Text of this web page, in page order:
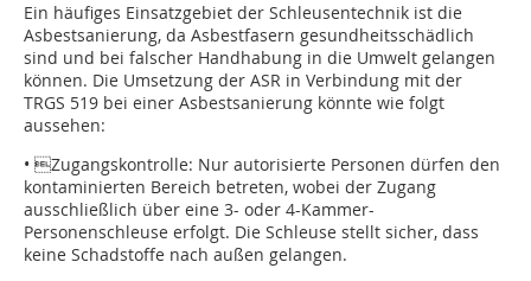
Ein häufiges Einsatzgebiet der Schleusentechnik ist die
Asbestsanierung, da Asbestfasern gesundheitsschädlich
sind und bei falscher Handhabung in die Umwelt gelangen
können. Die Umsetzung der ASR in Verbindung mit der
TRGS 519 bei einer Asbestsanierung könnte wie folgt
aussehen:
• Zugangskontrolle: Nur autorisierte Personen dürfen den
kontaminierten Bereich betreten, wobei der Zugang
ausschließlich über eine 3- oder 4-Kammer-
Personenschleuse erfolgt. Die Schleuse stellt sicher, dass
keine Schadstoffe nach außen gelangen.